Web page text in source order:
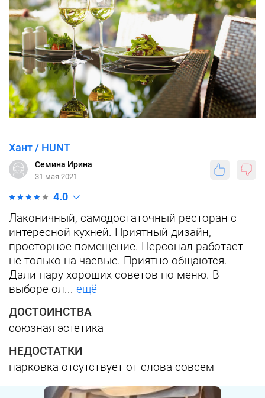
Хант / HUNT
Семина Ирина
31 мая 2021
4.0
Лаконичный, самодостаточный ресторан с
интересной кухней. Приятный дизайн,
просторное помещение. Персонал работает
не только на чаевые. Приятно общаются.
Дали пару хороших советов по меню. В
выборе ол... ещё
ДОСТОИНСТВА
союзная эстетика
НЕДОСТАТКИ
парковка отсутствует от слова совсем